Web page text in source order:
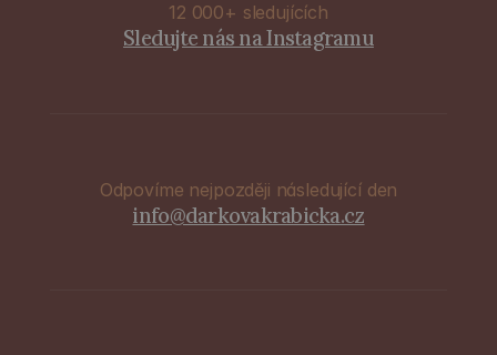
12 000+ sledujících
Sledujte nás na Instagramu
Odpovíme nejpozději následující den
info@darkovakrabicka.cz